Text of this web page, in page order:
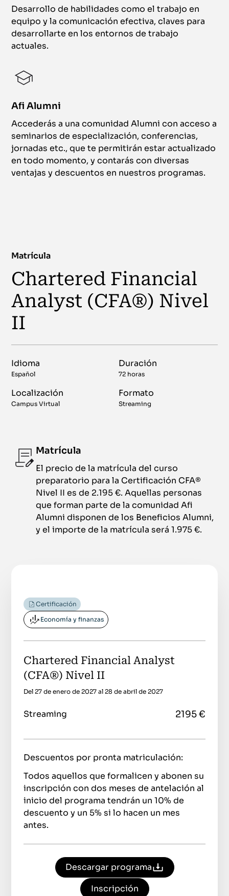
Desarrollo de habilidades como el trabajo en
equipo y la comunicación efectiva, claves para
desarrollarte en los entornos de trabajo
actuales.
Afi Alumni
Accederás a una comunidad Alumni con acceso a
seminarios de especialización, conferencias,
jornadas etc., que te permitirán estar actualizado
en todo momento, y contarás con diversas
ventajas y descuentos en nuestros programas.
Matrícula
Chartered Financial
Analyst (CFA®) Nivel
II
Idioma
Español
Duración
72 horas
Localización
Campus Virtual
Formato
Streaming
Matrícula
El precio de la matrícula del curso
preparatorio para la Certificación CFA®
Nivel II es de 2.195 €. Aquellas personas
que forman parte de la comunidad Afi
Alumni disponen de los Beneficios Alumni,
y el importe de la matrícula será 1.975 €.
Certificación
Economía y finanzas
Chartered Financial Analyst
(CFA®) Nivel II
Del 27 de enero de 2027 al 28 de abril de 2027
Streaming 2195 €
Descuentos por pronta matriculación:
Todos aquellos que formalicen y abonen su
inscripción con dos meses de antelación al
inicio del programa tendrán un 10% de
descuento y un 5% si lo hacen un mes
antes.
Descargar programa
Inscripción